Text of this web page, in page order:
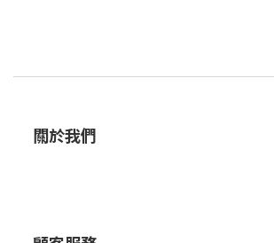
關於我們